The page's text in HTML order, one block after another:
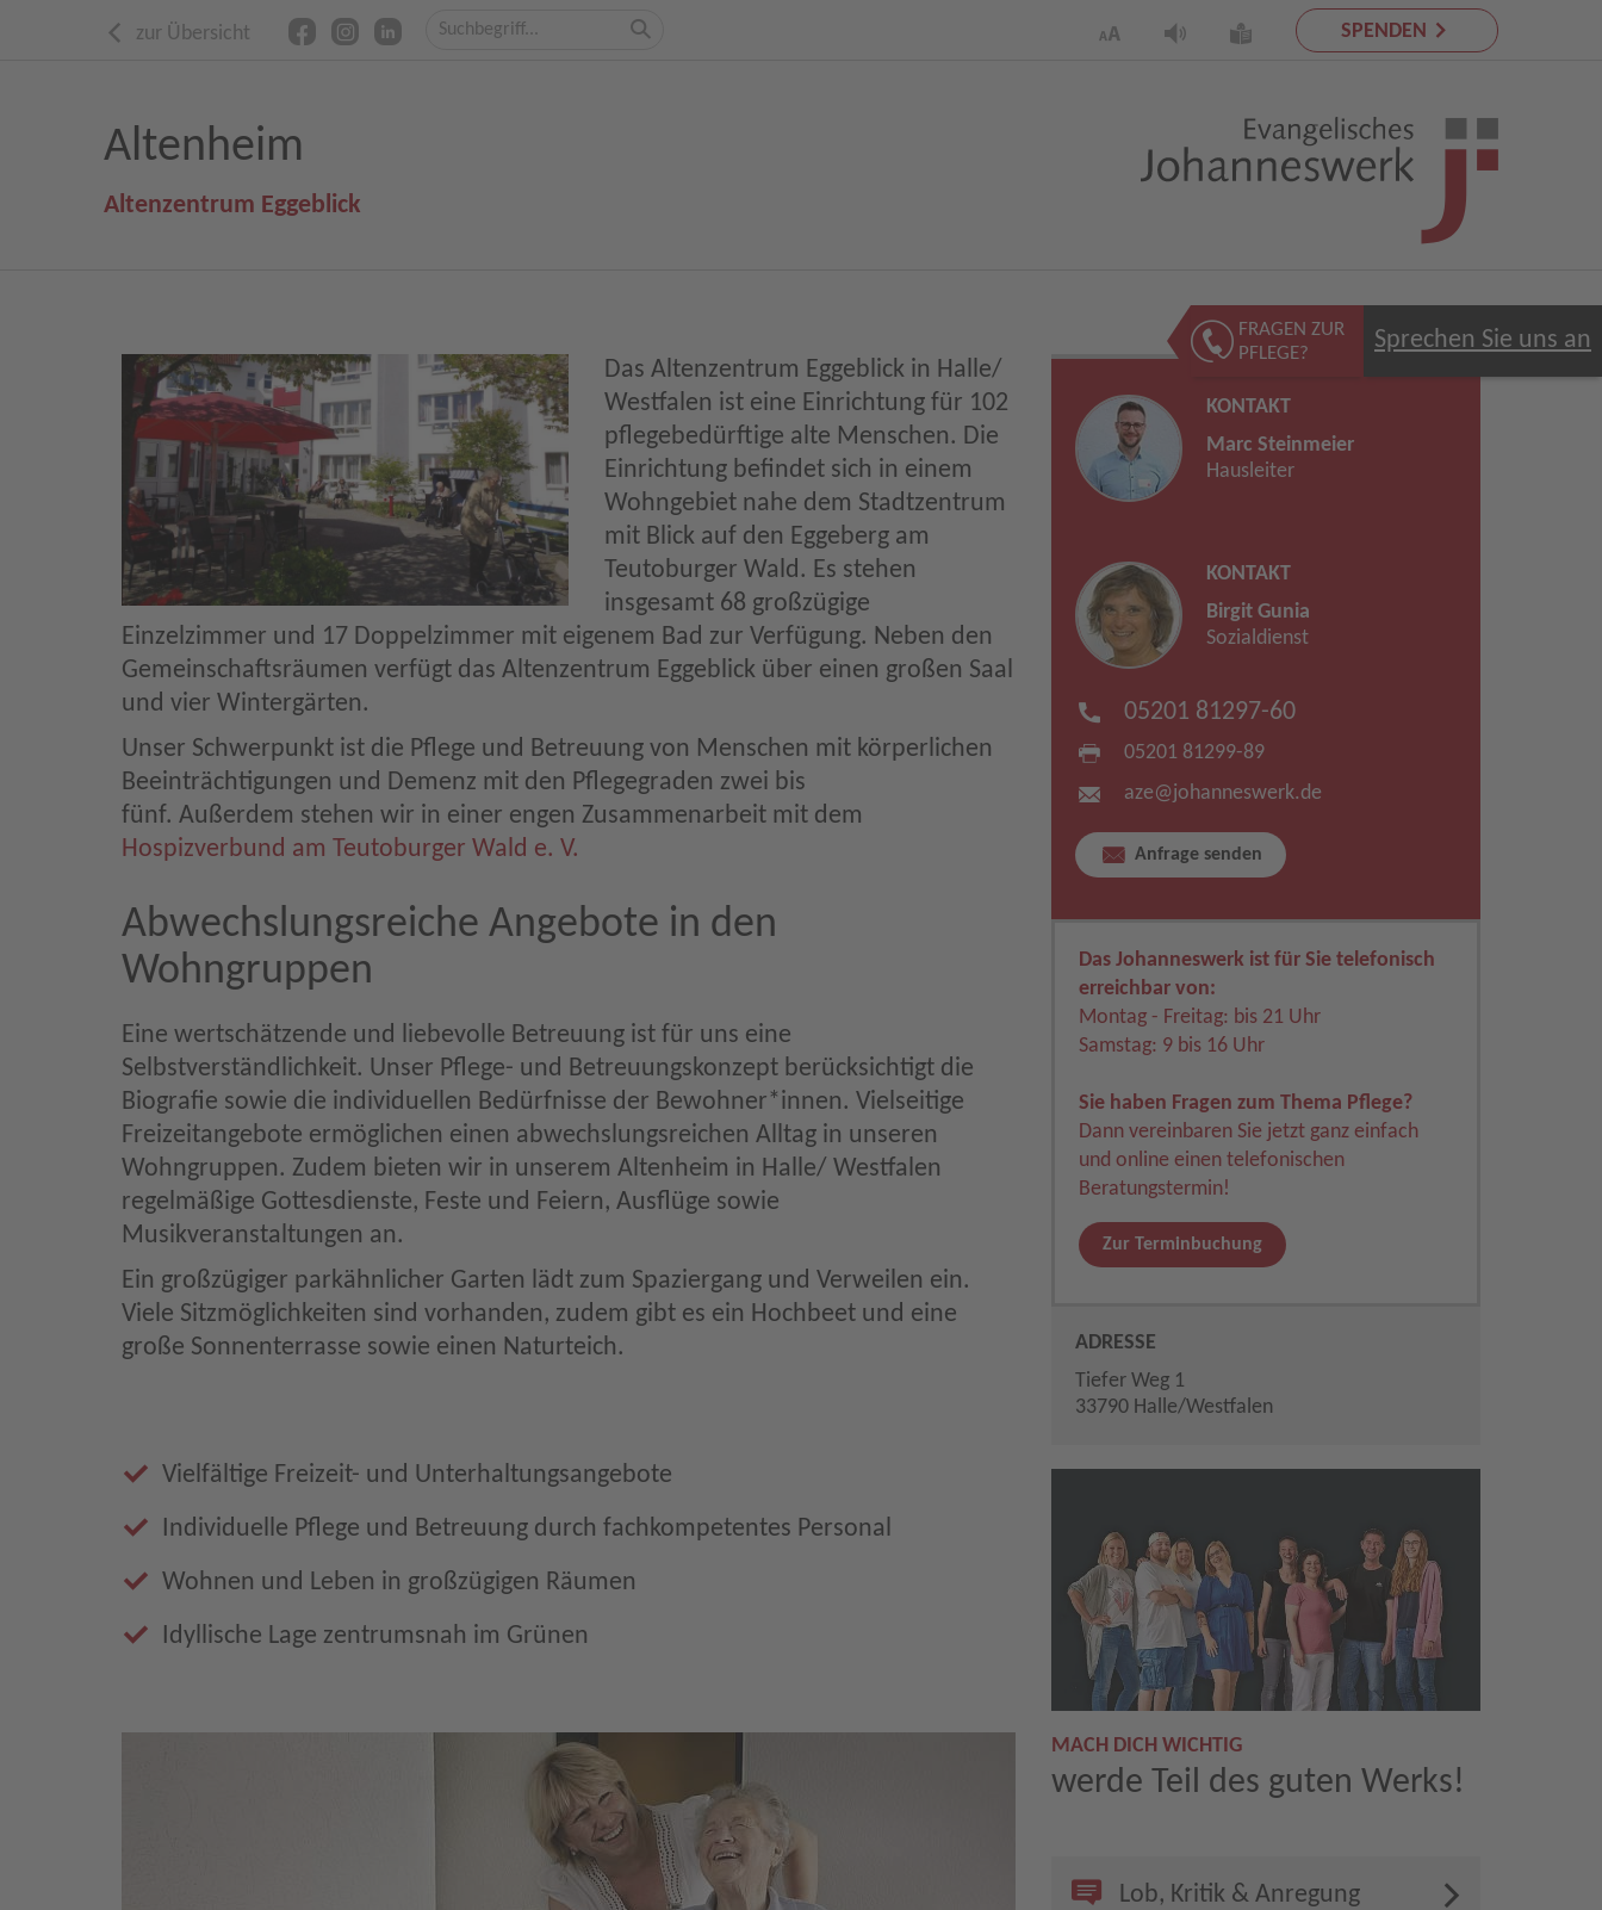
zur Übersicht SPENDEN
Altenheim
Altenzentrum Eggeblick
Das Altenzentrum Eggeblick in Halle/
Westfalen ist eine Einrichtung für 102
pflegebedürftige alte Menschen. Die
Einrichtung befindet sich in einem
Wohngebiet nahe dem Stadtzentrum
mit Blick auf den Eggeberg am
Teutoburger Wald. Es stehen
insgesamt 68 großzügige
Einzelzimmer und 17 Doppelzimmer mit eigenem Bad zur Verfügung. Neben den
Gemeinschaftsräumen verfügt das Altenzentrum Eggeblick über einen großen Saal
und vier Wintergärten.
Unser Schwerpunkt ist die Pflege und Betreuung von Menschen mit körperlichen
Beeinträchtigungen und Demenz mit den Pflegegraden zwei bis
fünf. Außerdem stehen wir in einer engen Zusammenarbeit mit dem
Hospizverbund am Teutoburger Wald e. V.
Abwechslungsreiche Angebote in den
Wohngruppen
Eine wertschätzende und liebevolle Betreuung ist für uns eine
Selbstverständlichkeit. Unser Pflege- und Betreuungskonzept berücksichtigt die
Biografie sowie die individuellen Bedürfnisse der Bewohner*innen. Vielseitige
Freizeitangebote ermöglichen einen abwechslungsreichen Alltag in unseren
Wohngruppen. Zudem bieten wir in unserem Altenheim in Halle/ Westfalen
regelmäßige Gottesdienste, Feste und Feiern, Ausflüge sowie
Musikveranstaltungen an.
Ein großzügiger parkähnlicher Garten lädt zum Spaziergang und Verweilen ein.
Viele Sitzmöglichkeiten sind vorhanden, zudem gibt es ein Hochbeet und eine
große Sonnenterrasse sowie einen Naturteich.
Vielfältige Freizeit- und Unterhaltungsangebote
Individuelle Pflege und Betreuung durch fachkompetentes Personal
Wohnen und Leben in großzügigen Räumen
Idyllische Lage zentrumsnah im Grünen
KONTAKT
Marc Steinmeier
Hausleiter
KONTAKT
Birgit Gunia
Sozialdienst
05201 81297-60
05201 81299-89
aze​@johanneswerk.de
Anfrage senden
Das Johanneswerk ist für Sie telefonisch
erreichbar von:
Montag - Freitag: bis 21 Uhr
Samstag: 9 bis 16 Uhr
Sie haben Fragen zum Thema Pflege?
Dann vereinbaren Sie jetzt ganz einfach
und online einen telefonischen
Beratungstermin!
Zur Terminbuchung
ADRESSE
Tiefer Weg 1
33790 Halle/Westfalen
MACH DICH WICHTIG
werde Teil des guten Werks!
Lob, Kritik & Anregung
FRAGEN ZUR
PFLEGE?
Sprechen Sie uns an